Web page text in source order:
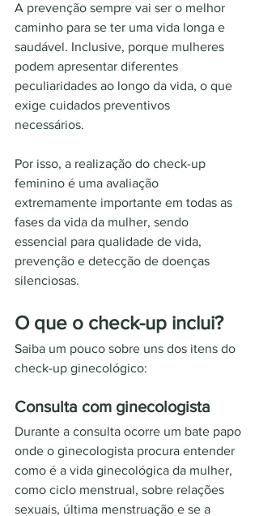
A prevenção sempre vai ser o melhor
caminho para se ter uma vida longa e
saudável. Inclusive, porque mulheres
podem apresentar diferentes
peculiaridades ao longo da vida, o que
exige cuidados preventivos
necessários.
Por isso, a realização do check-up
feminino é uma avaliação
extremamente importante em todas as
fases da vida da mulher, sendo
essencial para qualidade de vida,
prevenção e detecção de doenças
silenciosas.
O que o check-up inclui?
Saiba um pouco sobre uns dos itens do
check-up ginecológico:
Consulta com ginecologista
Durante a consulta ocorre um bate papo
onde o ginecologista procura entender
como é a vida ginecológica da mulher,
como ciclo menstrual, sobre relações
sexuais, última menstruação e se a